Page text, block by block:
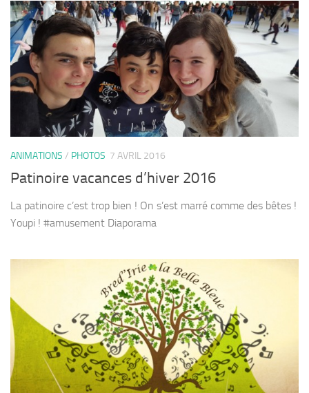
ANIMATIONS / PHOTOS 7 AVRIL 2016
Patinoire vacances d’hiver 2016
La patinoire c’est trop bien ! On s’est marré comme des bêtes !
Youpi ! #amusement Diaporama